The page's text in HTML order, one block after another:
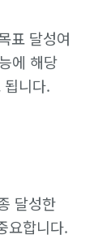
표 달성여
에 해당
니다.
달성한
요합니다.